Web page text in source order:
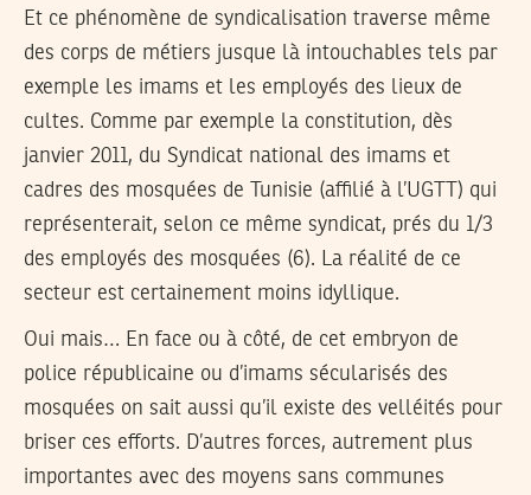
Et ce phénomène de syndicalisation traverse même
des corps de métiers jusque là intouchables tels par
exemple les imams et les employés des lieux de
cultes. Comme par exemple la constitution, dès
janvier 2011, du Syndicat national des imams et
cadres des mosquées de Tunisie (affilié à l’UGTT) qui
représenterait, selon ce même syndicat, prés du 1/3
des employés des mosquées (6). La réalité de ce
secteur est certainement moins idyllique.
Oui mais… En face ou à côté, de cet embryon de
police républicaine ou d’imams sécularisés des
mosquées on sait aussi qu’il existe des velléités pour
briser ces efforts. D’autres forces, autrement plus
importantes avec des moyens sans communes